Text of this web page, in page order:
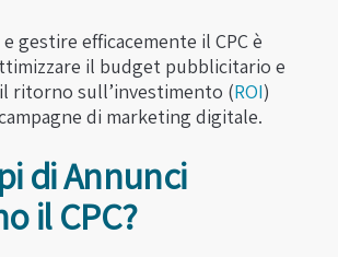
gestire efficacemente il CPC è
il budget pubblicitario e
ritorno sull’investimento (ROI)
di marketing digitale.
di Annunci
il CPC?